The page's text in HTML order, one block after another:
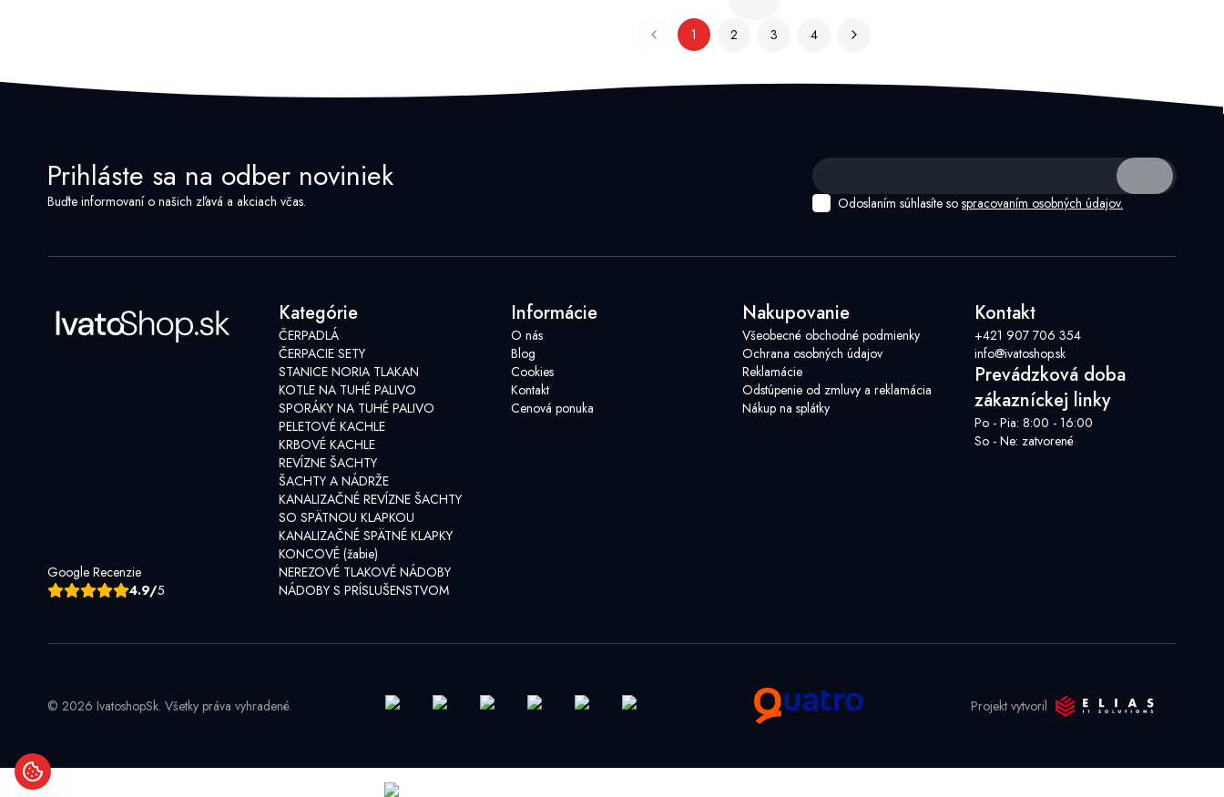
1 2 3 4
Prihláste sa na odber noviniek
Buďte informovaní o našich zľavá a akciach včas. Odoslaním súhlasíte so spracovaním osobných údajov.
Google Recenzie
4.9/5
Kategórie
ČERPADLÁ
ČERPACIE SETY
STANICE NORIA TLAKAN
KOTLE NA TUHÉ PALIVO
SPORÁKY NA TUHÉ PALIVO
PELETOVÉ KACHLE
KRBOVÉ KACHLE
REVÍZNE ŠACHTY
ŠACHTY A NÁDRŽE
KANALIZAČNÉ REVÍZNE ŠACHTY
SO SPÄTNOU KLAPKOU
KANALIZAČNÉ SPÄTNÉ KLAPKY
KONCOVÉ (žabie)
NEREZOVÉ TLAKOVÉ NÁDOBY
NÁDOBY S PRÍSLUŠENSTVOM
Informácie
O nás
Blog
Cookies
Kontakt
Cenová ponuka
Nakupovanie
Všeobecné obchodné podmienky
Ochrana osobných údajov
Reklamácie
Odstúpenie od zmluvy a reklamácia
Nákup na splátky
Kontakt
+421 907 706 354
info@ivatoshop.sk
Prevádzková doba
zákazníckej linky
Po - Pia: 8:00 - 16:00
So - Ne: zatvorené
© 2026 IvatoshopSk. Všetky práva vyhradené. Projekt vytvoril